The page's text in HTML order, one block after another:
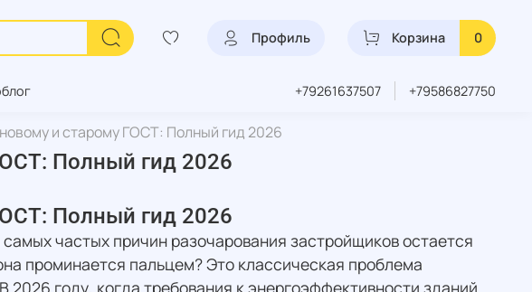
Профиль Корзина 0
+79261637507 +79586827750
и старому ГОСТ: Полный гид 2026
Полный гид 2026
Полный гид 2026
частых причин разочарования застройщиков остается
проминается пальцем? Это классическая проблема
году, когда требования к энергоэффективности зданий